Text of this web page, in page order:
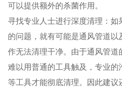
可以提供额外的杀菌作用。
寻找专业人士进行深度清理：如
的问题，就有可能是通风管道
作无法清理干净。由于通风管
难以用普通的工具触及，专业
等工具才能彻底清理。因此建